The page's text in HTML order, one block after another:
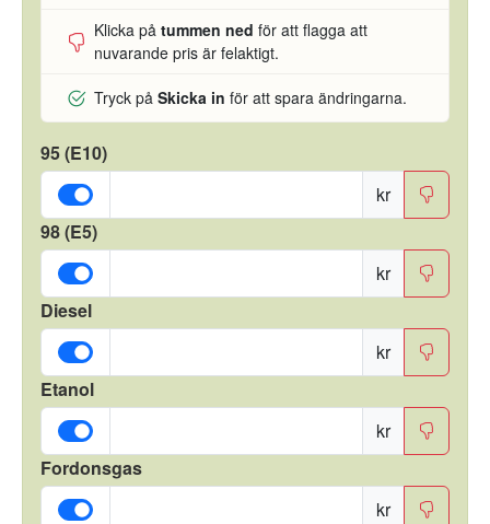
Klicka på tummen ned för att flagga att
nuvarande pris är felaktigt.
Tryck på Skicka in för att spara ändringarna.
95 (E10)
kr
98 (E5)
kr
Diesel
kr
Etanol
kr
Fordonsgas
kr